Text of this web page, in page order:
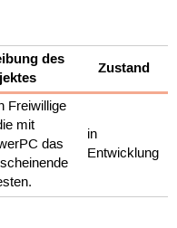
des
Zustand
Freiwillige
mit
das
in
Entwicklung